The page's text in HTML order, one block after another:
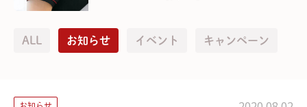
ALL お知らせ イベント キャンペーン